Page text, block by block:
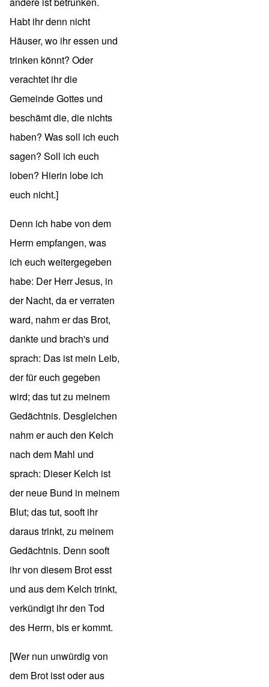
Habt ihr denn nicht
Häuser, wo ihr essen und
trinken könnt? Oder
verachtet ihr die
Gemeinde Gottes und
beschämt die, die nichts
haben? Was soll ich euch
sagen? Soll ich euch
loben? Hierin lobe ich
euch nicht.]
Denn ich habe von dem
Herrn empfangen, was
ich euch weitergegeben
habe: Der Herr Jesus, in
der Nacht, da er verraten
ward, nahm er das Brot,
dankte und brach's und
sprach: Das ist mein Leib,
der für euch gegeben
wird; das tut zu meinem
Gedächtnis. Desgleichen
nahm er auch den Kelch
nach dem Mahl und
sprach: Dieser Kelch ist
der neue Bund in meinem
Blut; das tut, sooft ihr
daraus trinkt, zu meinem
Gedächtnis. Denn sooft
ihr von diesem Brot esst
und aus dem Kelch trinkt,
verkündigt ihr den Tod
des Herrn, bis er kommt.
[Wer nun unwürdig von
dem Brot isst oder aus